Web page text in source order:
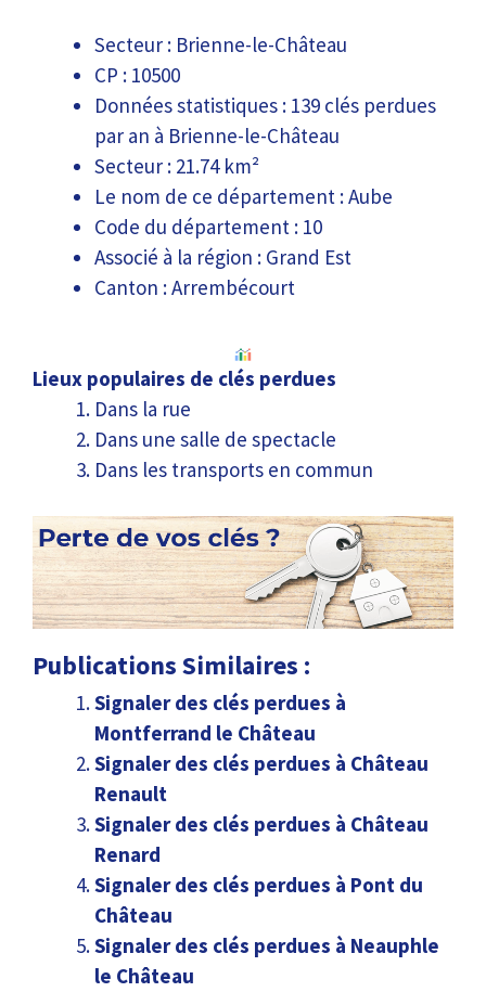
Secteur : Brienne-le-Château
CP : 10500
Données statistiques : 139 clés perdues
par an à Brienne-le-Château
Secteur : 21.74 km²
Le nom de ce département : Aube
Code du département : 10
Associé à la région : Grand Est
Canton : Arrembécourt
Lieux populaires de clés perdues
Dans la rue
Dans une salle de spectacle
Dans les transports en commun
Publications Similaires :
Signaler des clés perdues à
Montferrand le Château
Signaler des clés perdues à Château
Renault
Signaler des clés perdues à Château
Renard
Signaler des clés perdues à Pont du
Château
Signaler des clés perdues à Neauphle
le Château